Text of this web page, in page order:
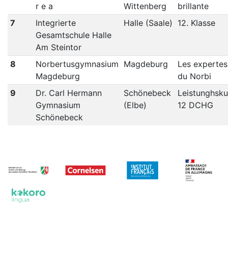
r e a
Wittenberg
brillante
7
Integrierte
Gesamtschule Halle
Am Steintor
Halle (Saale) 12. Klasse
8
Norbertusgymnasium
Magdeburg
Magdeburg
Les expertes
du Norbi
9
Dr. Carl Hermann
Gymnasium
Schönebeck
Schönebeck
(Elbe)
12 DCHG